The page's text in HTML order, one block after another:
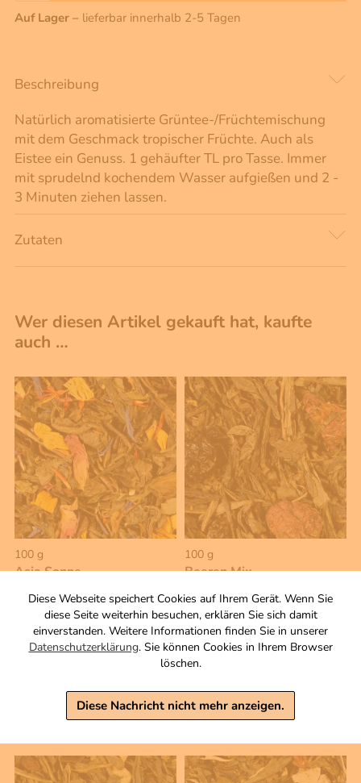
Diese Webseite speichert Cookies auf Ihrem Gerät. Wenn Sie
diese Seite weiterhin besuchen, erklären Sie sich damit
einverstanden. Weitere Informationen finden Sie in unserer
Datenschutzerklärung. Sie können Cookies in Ihrem Browser
löschen.
Diese Nachricht nicht mehr anzeigen.
Auf Lager – lieferbar innerhalb 2-5 Tagen
Beschreibung
Natürlich aromatisierte Grüntee-/Früchtemischung
mit dem Geschmack tropischer Früchte. Auch als
Eistee ein Genuss. 1 gehäufter TL pro Tasse. Immer
mit sprudelnd kochendem Wasser aufgießen und 2 -
3 Minuten ziehen lassen.
Zutaten
Wer diesen Artikel gekauft hat, kaufte
auch …
100 g
Asia Sonne
Grünteemischung
Zutaten
4,90 €
Warenkorb
100 g
Beeren Mix
Früchtemischung
Zutaten
5,00 €
Warenkorb